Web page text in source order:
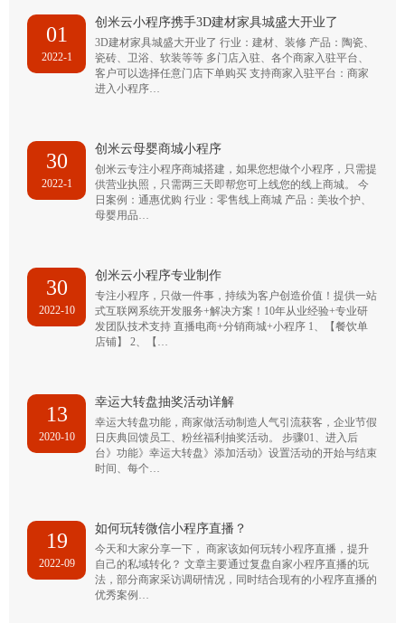
01
2022-1
创米云小程序携手3D建材家具城盛大开业了
3D建材家具城盛大开业了 行业：建材、装修 产品：陶瓷、
瓷砖、卫浴、软装等等 多门店入驻、各个商家入驻平台、
客户可以选择任意门店下单购买 支持商家入驻平台：商家
进入小程序…
30
2022-1
创米云母婴商城小程序
创米云专注小程序商城搭建，如果您想做个小程序，只需提
供营业执照，只需两三天即帮您可上线您的线上商城。 今
日案例：通惠优购 行业：零售线上商城 产品：美妆个护、
母婴用品…
30
2022-10
创米云小程序专业制作
专注小程序，只做一件事，持续为客户创造价值！提供一站
式互联网系统开发服务+解决方案！10年从业经验+专业研
发团队技术支持 直播电商+分销商城+小程序 1、【餐饮单
店铺】 2、【…
13
2020-10
幸运大转盘抽奖活动详解
幸运大转盘功能，商家做活动制造人气引流获客，企业节假
日庆典回馈员工、粉丝福利抽奖活动。 步骤01、进入后
台》功能》幸运大转盘》添加活动》设置活动的开始与结束
时间、每个…
19
2022-09
如何玩转微信小程序直播？
今天和大家分享一下， 商家该如何玩转小程序直播，提升
自己的私域转化？ 文章主要通过复盘自家小程序直播的玩
法，部分商家采访调研情况，同时结合现有的小程序直播的
优秀案例…